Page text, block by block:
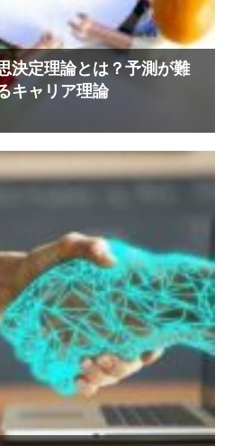
決定理論とは？予測が難
キャリア理論